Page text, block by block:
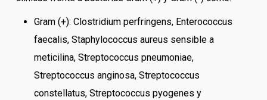
Gram (+): Clostridium perfringens, Enterococcus
faecalis, Staphylococcus aureus sensible a
meticilina, Streptococcus pneumoniae,
Streptococcus anginosa, Streptococcus
constellatus, Streptococcus pyogenes y